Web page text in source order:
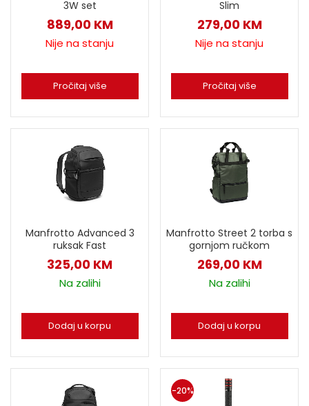
3W set
889,00 KM
Nije na stanju
Pročitaj više
Slim
279,00 KM
Nije na stanju
Pročitaj više
Manfrotto Advanced 3
ruksak Fast
325,00 KM
Na zalihi
Dodaj u korpu
Manfrotto Street 2 torba s
gornjom ručkom
269,00 KM
Na zalihi
Dodaj u korpu
-20%